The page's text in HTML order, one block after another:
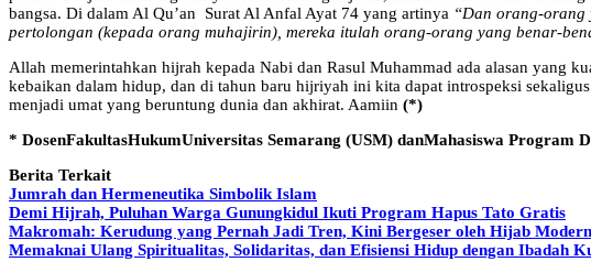
bangsa. Di dalam Al Qu’an Surat Al Anfal Ayat 74 yang artinya “Dan orang-orang
pertolongan (kepada orang muhajirin), mereka itulah orang-orang yang benar-
Allah memerintahkan hijrah kepada Nabi dan Rasul Muhammad ada alasan yang
kebaikan dalam hidup, dan di tahun baru hijriyah ini kita dapat introspeksi
menjadi umat yang beruntung dunia dan akhirat. Aamiin (*)
* DosenFakultasHukumUniversitas Semarang (USM) danMahasiswa
Berita Terkait
Jumrah dan Hermeneutika Simbolik Islam
Demi Hijrah, Puluhan Warga Gunungkidul Ikuti Program Hapus Tato Gratis
Makromah: Kerudung yang Pernah Jadi Tren, Kini Bergeser oleh Hijab Modern
Memaknai Ulang Spiritualitas, Solidaritas, dan Efisiensi Hidup dengan Ibadah